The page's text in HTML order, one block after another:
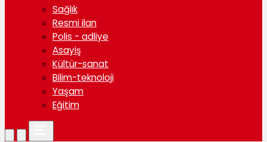
Sağlık
Resmi ilan
Polis - adliye
Asayiş
Kültür-sanat
Bilim-teknoloji
Yaşam
Eğitim